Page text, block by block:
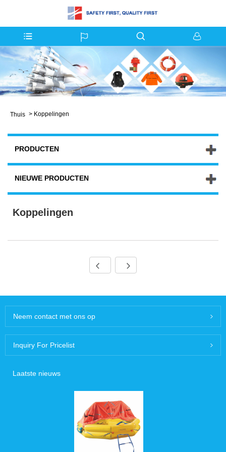
Thuis > Koppelingen
PRODUCTEN
NIEUWE PRODUCTEN
Koppelingen
Neem contact met ons op
Inquiry For Pricelist
Laatste nieuws